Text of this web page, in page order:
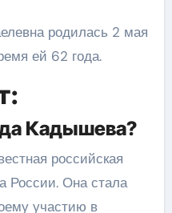
родилась 2 мая
ей 62 года.
Кадышева?
российская
России. Она стала
участию в